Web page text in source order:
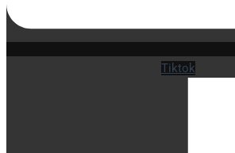
Tiktok